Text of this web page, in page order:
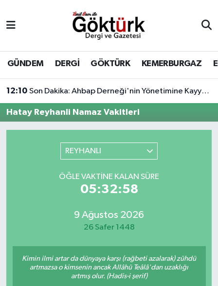
GÜNDEM DERGİ GÖKTÜRK KEMERBURGAZ
12:10 Son Dakika: Ahbap Derneği'nin Yönetimine Kayyum Atandı
Hatay Reyhanli Namaz Vakitleri
REYHANLI
ÖĞLE VAKTINE KALAN SÜRE
05:32:58
9 Ağustos 2026
26 Safer 1448
Kimin ilmi artar da dünyaya karşı (rağbeti azalarak) zühdü
artmazsa o kimsenin ancak Allâhü Teâlâ'dan uzaklığı
artmış olur. (Hadis-i şerif)
BİLİM
DERGİ
DÜNYA
EKONOMİ
KÜLTÜR - SANAT
Eyüpsultan Hava Durumu
Eyüpsultan Trafik Yoğunluk Haritası
Süper Lig Puan Durumu ve Fikstür
Tüm Manşetler
Haber Arşivi